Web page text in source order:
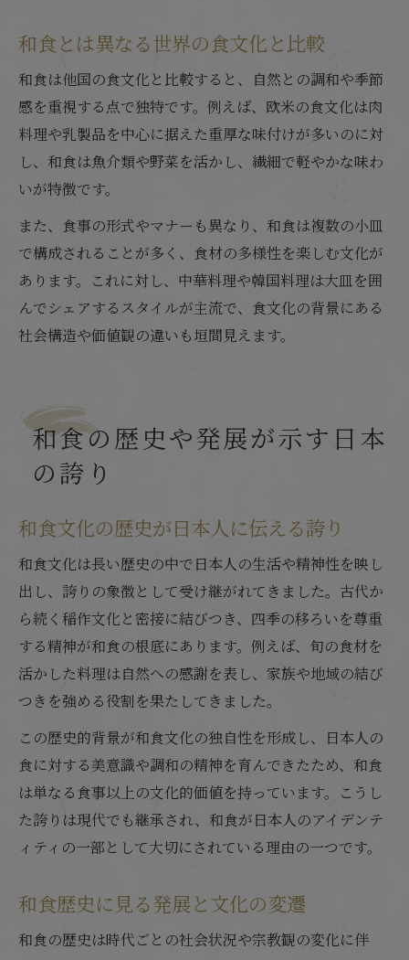
和食とは異なる世界の食文化と比較
和食は他国の食文化と比較すると、自然との調和や季節
感を重視する点で独特です。例えば、欧米の食文化は肉
料理や乳製品を中心に据えた重厚な味付けが多いのに対
し、和食は魚介類や野菜を活かし、繊細で軽やかな味わ
いが特徴です。
また、食事の形式やマナーも異なり、和食は複数の小皿
で構成されることが多く、食材の多様性を楽しむ文化が
あります。これに対し、中華料理や韓国料理は大皿を囲
んでシェアするスタイルが主流で、食文化の背景にある
社会構造や価値観の違いも垣間見えます。
和食の歴史や発展が示す日本
の誇り
和食文化の歴史が日本人に伝える誇り
和食文化は長い歴史の中で日本人の生活や精神性を映し
出し、誇りの象徴として受け継がれてきました。古代か
ら続く稲作文化と密接に結びつき、四季の移ろいを尊重
する精神が和食の根底にあります。例えば、旬の食材を
活かした料理は自然への感謝を表し、家族や地域の結び
つきを強める役割を果たしてきました。
この歴史的背景が和食文化の独自性を形成し、日本人の
食に対する美意識や調和の精神を育んできたため、和食
は単なる食事以上の文化的価値を持っています。こうし
た誇りは現代でも継承され、和食が日本人のアイデンテ
ィティの一部として大切にされている理由の一つです。
和食歴史に見る発展と文化の変遷
和食の歴史は時代ごとの社会状況や宗教観の変化に伴